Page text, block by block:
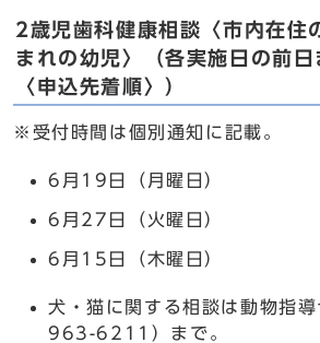
2歳児歯科健康相談〈市内在住
まれの幼児〉（各実施日の前日
〈申込先着順〉）
※受付時間は個別通知に記載。
6月19日（月曜日）
6月27日（火曜日）
6月15日（木曜日）
犬・猫に関する相談は動物指
963-6211）まで。